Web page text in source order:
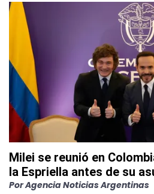
Milei se reunió en
la Espriella antes de su
PorAgencia Noticias Argentinas